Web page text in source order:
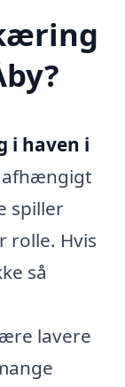
i haven i
afhængigt
spiller
rolle. Hvis
så
lavere